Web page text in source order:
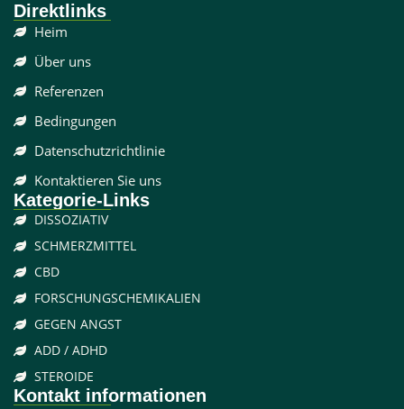
Direktlinks
Heim
Über uns
Referenzen
Bedingungen
Datenschutzrichtlinie
Kontaktieren Sie uns
Kategorie-Links
DISSOZIATIV
SCHMERZMITTEL
CBD
FORSCHUNGSCHEMIKALIEN
GEGEN ANGST
ADD / ADHD
STEROIDE
Kontakt informationen